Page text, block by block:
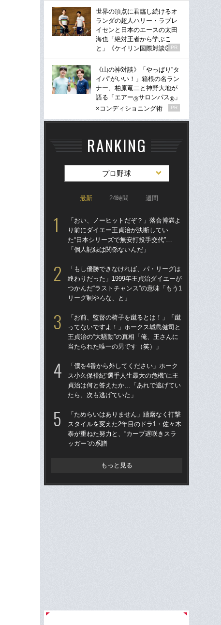
世界の頂点に君臨し続けるオ
ランダの超人ハリー・ラブレ
イセンと日本のエースの太田
海也「絶対王者から学ぶこ
と」《ケイリン国際対談②》
PR
《山の神対談》「やっぱり“タ
イパ”がいい！」箱根の名ラン
ナー、柏原竜二と神野大地が
語る「エアー®サロンパス® 」
×コンディショニング術
PR
RANKING
プロ野球
最新 24時間 週間
「おい、ノーヒットだぞ？」落合博満よ
り前にダイエー王貞治が決断してい
た“日本シリーズで無安打投手交代”…
「個人記録は関係ないんだ」
「もし優勝できなければ、パ・リーグは
終わりだった」1999年王貞治ダイエーが
つかんだ“ラストチャンス”の意味「もう1
リーグ制やろな、と」
「お前、監督の椅子を蹴るとは！」「蹴
ってないですよ！」ホークス城島健司と
王貞治の“大騒動”の真相「俺、王さんに
当たられた唯一の男です（笑）」
「僕を4番から外してください」ホーク
ス小久保裕紀“選手人生最大の危機”に王
貞治は何と答えたか…「あれで逃げてい
たら、次も逃げていた」
「ためらいはありません」躊躇なく打撃
スタイルを変えた2年目のドラ1・佐々木
泰が重ねた努力と、“カープ遅咲きスラ
ッガー”の系譜
もっと見る